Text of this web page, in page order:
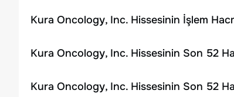
Kura Oncology, Inc. Hissesinin İşlem
Kura Oncology, Inc. Hissesinin Son 52
Kura Oncology, Inc. Hissesinin Son 52